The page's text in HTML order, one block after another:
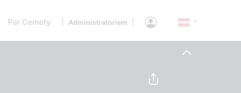
Par Cemety Administratoriem